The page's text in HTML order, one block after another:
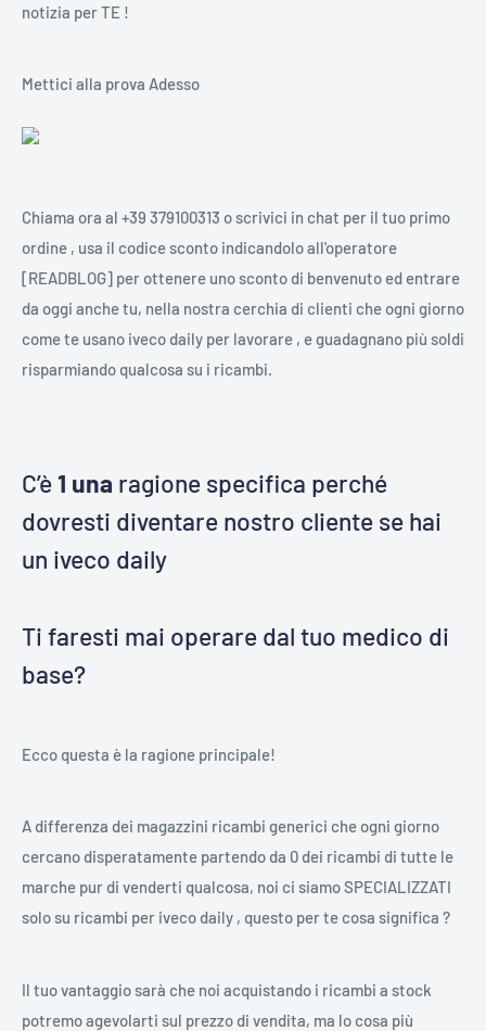
notizia per TE !
Mettici alla prova Adesso
Chiama ora al +39 379100313 o scrivici in chat per il tuo primo
ordine , usa il codice sconto indicandolo all'operatore
[READBLOG] per ottenere uno sconto di benvenuto ed entrare
da oggi anche tu, nella nostra cerchia di clienti che ogni giorno
come te usano iveco daily per lavorare , e guadagnano più soldi
risparmiando qualcosa su i ricambi.
C’è1 una ragione specifica perché
dovresti diventare nostro cliente se hai
un iveco daily
Ti faresti mai operare dal tuo medico di
base?
Ecco questa è la ragione principale!
A differenza dei magazzini ricambi generici che ogni giorno
cercano disperatamente partendo da 0 dei ricambi di tutte le
marche pur di venderti qualcosa, noi ci siamo SPECIALIZZATI
solo su ricambi per iveco daily , questo per te cosa significa ?
Il tuo vantaggio sarà che noi acquistando i ricambi a stock
potremo agevolarti sul prezzo di vendita, ma lo cosa più